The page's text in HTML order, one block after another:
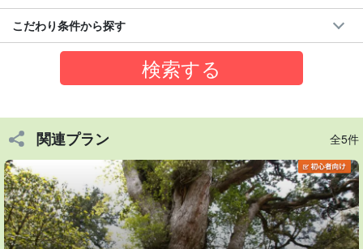
こだわり条件から探す
関連プラン 全5件